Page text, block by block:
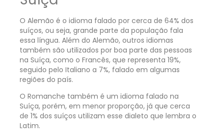
O Alemão é o idioma falado por cerca de 64% dos
suíços, ou seja, grande parte da população fala
essa língua. Além do Alemão, outros idiomas
também são utilizados por boa parte das pessoas
na Suíça, como o Francês, que representa 19%,
seguido pelo Italiano a 7%, falado em algumas
regiões do país.
O Romanche também é um idioma falado na
Suíça, porém, em menor proporção, já que cerca
de 1% dos suíços utilizam esse dialeto que lembra o
Latim.